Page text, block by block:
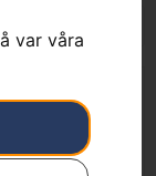
var våra